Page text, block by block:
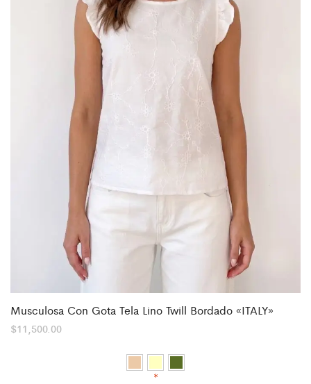
Musculosa Con Gota Tela Lino Twill Bordado «ITALY»
$11,500.00
*